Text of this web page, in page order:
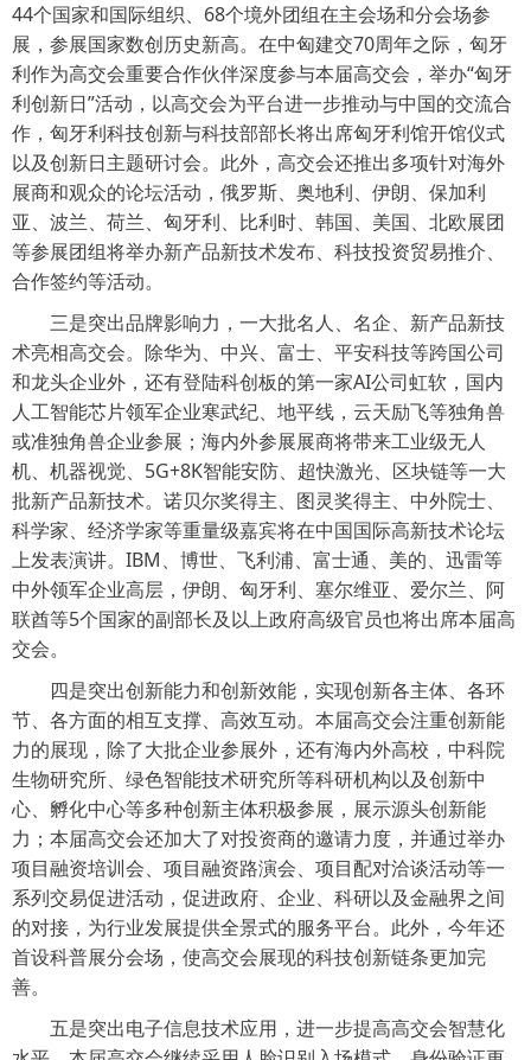
44个国家和国际组织、68个境外团组在主会场和分会场参
展，参展国家数创历史新高。在中匈建交70周年之际，匈牙
利作为高交会重要合作伙伴深度参与本届高交会，举办“匈牙
利创新日”活动，以高交会为平台进一步推动与中国的交流合
作，匈牙利科技创新与科技部部长将出席匈牙利馆开馆仪式
以及创新日主题研讨会。此外，高交会还推出多项针对海外
展商和观众的论坛活动，俄罗斯、奥地利、伊朗、保加利
亚、波兰、荷兰、匈牙利、比利时、韩国、美国、北欧展团
等参展团组将举办新产品新技术发布、科技投资贸易推介、
合作签约等活动。
三是突出品牌影响力，一大批名人、名企、新产品新技
术亮相高交会。除华为、中兴、富士、平安科技等跨国公司
和龙头企业外，还有登陆科创板的第一家AI公司虹软，国内
人工智能芯片领军企业寒武纪、地平线，云天励飞等独角兽
或准独角兽企业参展；海内外参展展商将带来工业级无人
机、机器视觉、5G+8K智能安防、超快激光、区块链等一大
批新产品新技术。诺贝尔奖得主、图灵奖得主、中外院士、
科学家、经济学家等重量级嘉宾将在中国国际高新技术论坛
上发表演讲。IBM、博世、飞利浦、富士通、美的、迅雷等
中外领军企业高层，伊朗、匈牙利、塞尔维亚、爱尔兰、阿
联酋等5个国家的副部长及以上政府高级官员也将出席本届高
交会。
四是突出创新能力和创新效能，实现创新各主体、各环
节、各方面的相互支撑、高效互动。本届高交会注重创新能
力的展现，除了大批企业参展外，还有海内外高校，中科院
生物研究所、绿色智能技术研究所等科研机构以及创新中
心、孵化中心等多种创新主体积极参展，展示源头创新能
力；本届高交会还加大了对投资商的邀请力度，并通过举办
项目融资培训会、项目融资路演会、项目配对洽谈活动等一
系列交易促进活动，促进政府、企业、科研以及金融界之间
的对接，为行业发展提供全景式的服务平台。此外，今年还
首设科普展分会场，使高交会展现的科技创新链条更加完
善。
五是突出电子信息技术应用，进一步提高高交会智慧化